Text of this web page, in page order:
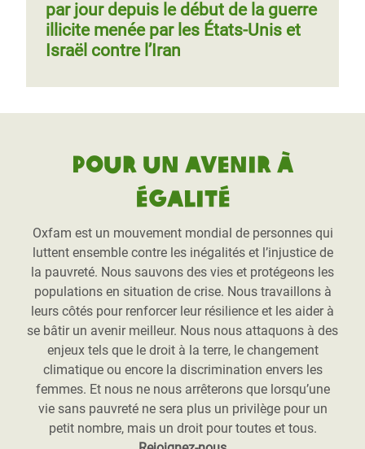
par jour depuis le début de la guerre
illicite menée par les États-Unis et
Israël contre l’Iran
Pour un avenir à
égalité
Oxfam est un mouvement mondial de personnes qui
luttent ensemble contre les inégalités et l’injustice de
la pauvreté. Nous sauvons des vies et protégeons les
populations en situation de crise. Nous travaillons à
leurs côtés pour renforcer leur résilience et les aider à
se bâtir un avenir meilleur. Nous nous attaquons à des
enjeux tels que le droit à la terre, le changement
climatique ou encore la discrimination envers les
femmes. Et nous ne nous arrêterons que lorsqu’une
vie sans pauvreté ne sera plus un privilège pour un
petit nombre, mais un droit pour toutes et tous.